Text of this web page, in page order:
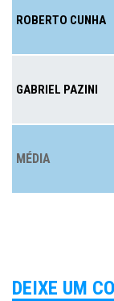
ROBERTO CUNHA
GABRIEL PAZINI
MÉDIA
DEIXE UM